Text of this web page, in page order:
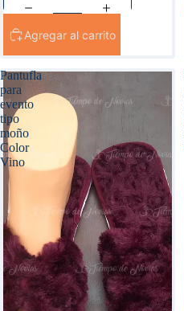
Agregar al carrito
Pantufla
para
evento
tipo
moño
Color
Vino